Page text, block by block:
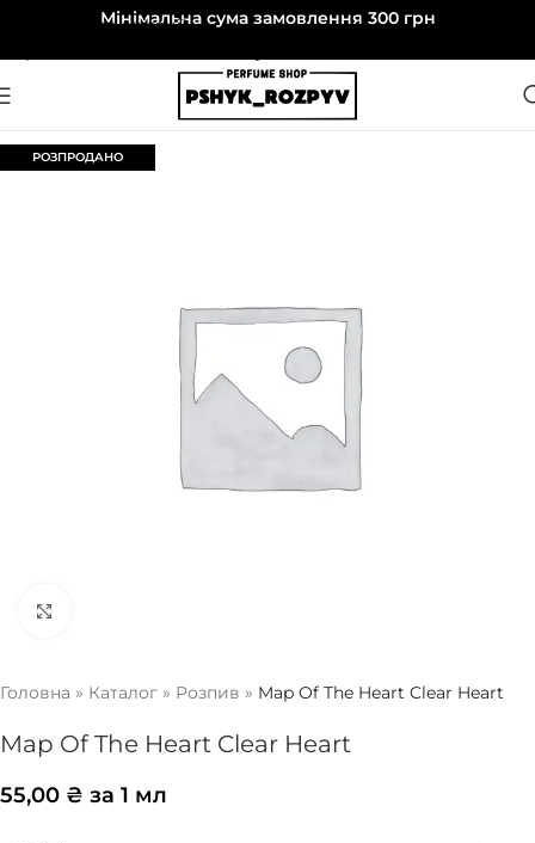
Перейти до навігаціїМінімальна сума замовлення 300 грн
РОЗПРОДАНО
Головна » Каталог » Розпив » Map Of The Heart Clear Heart
Map Of The Heart Clear Heart
55,00 ₴ за 1 мл